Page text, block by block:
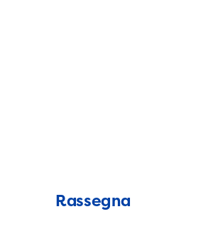
Rassegna